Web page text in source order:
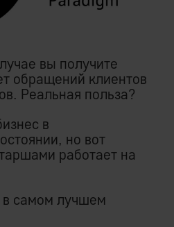
вы получите
обращений клиентов
Реальная польза?
в
но вот
работает на
самом лучшем